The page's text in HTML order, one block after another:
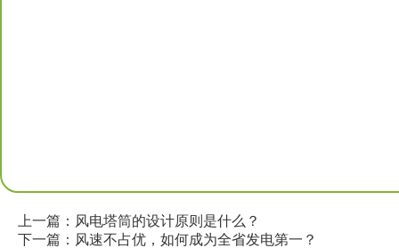
上一篇：风电塔筒的设计原则是什么？
下一篇：风速不占优，如何成为全省发电第一？